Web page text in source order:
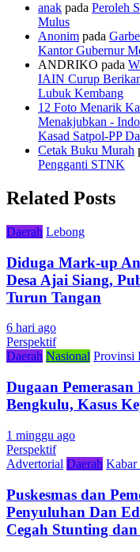
anak pada Peroleh
Mulus
Anonim pada
Kantor Gubernur
ANDRIKO pada
IAIN Curup
Lubuk Kembang
12 Foto Menarik
Menakjubkan -
Kasad Satpol-PP
Cetak Buku Murah
Pengganti STNK
Related Posts
Daerah Lebong
Diduga Mark-up
Desa Ajai Siang,
Turun Tangan
6 hari ago
Perspektif
Daerah Nasional Provinsi
Dugaan
Bengkulu, Kasus
1 minggu ago
Perspektif
Advertorial Daerah Kabar
Puskesmas dan
Penyuluhan Dan
Cegah Stunting